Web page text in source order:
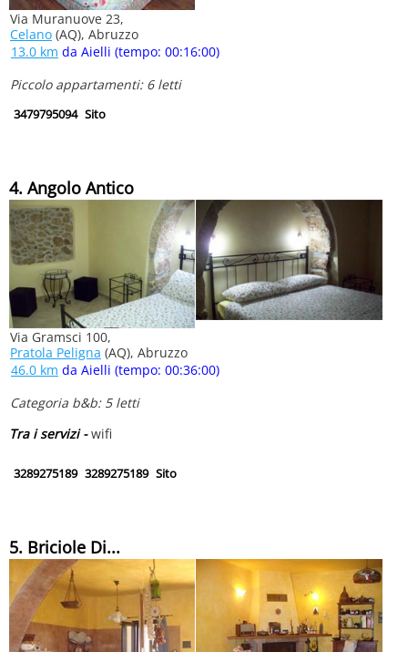
Via Muranuove 23,
Celano (AQ), Abruzzo
13.0 km da Aielli (tempo: 00:16:00)
Piccolo appartamenti: 6 letti
3479795094 Sito
4. Angolo Antico
Via Gramsci 100,
Pratola Peligna (AQ), Abruzzo
46.0 km da Aielli (tempo: 00:36:00)
Categoria b&b: 5 letti
Tra i servizi -wifi
3289275189 3289275189 Sito
5. Briciole Di...